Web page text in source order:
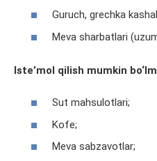
Guruch, grechka
Meva sharbatlari
Iste’mol qilish mumkin
Sut mahsulotlari;
Kofe;
Meva sabzavotlar;